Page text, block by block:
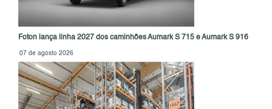
Foton lança linha 2027 dos caminhões Aumark S 715 e Aumark S 916
07 de agosto 2026